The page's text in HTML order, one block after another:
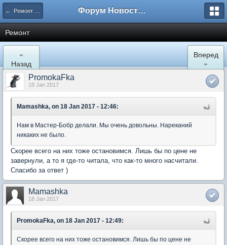
← Ремонт и обустройство Форум Новостройки
Ремонт
«
Назад
Вперед
»
PromokaFka
18 Jan 2017
Mamashka, on 18 Jan 2017 - 12:46:
Нам в Мастер-Бобр делали. Мы очень довольны. Нареканий
никаких не было.
Скорее всего на них тоже остановимся. Лишь бы по цене не
завернули, а то я где-то читала, что как-то много насчитали.
Спасибо за ответ )
Mamashka
18 Jan 2017
PromokaFka, on 18 Jan 2017 - 12:49:
Скорее всего на них тоже остановимся. Лишь бы по цене не